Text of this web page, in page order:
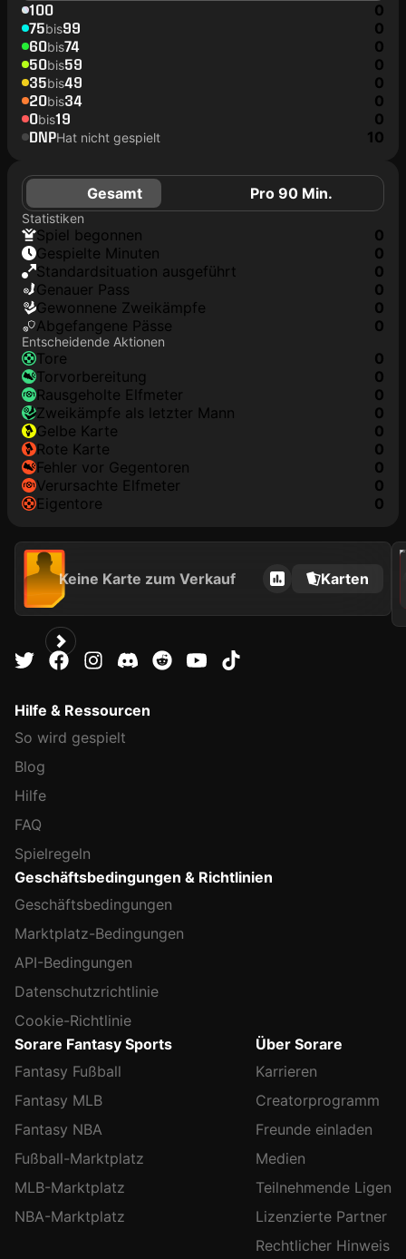
100 0
75bis99 0
60bis74 0
50bis59 0
35bis49 0
20bis34 0
0bis19 0
DNPHat nicht gespielt 10
Gesamt Pro 90 Min.
Statistiken
Spiel begonnen
0
Gespielte Minuten
0
Standardsituation ausgeführt
0
genauer Pass
0
Gewonnene Zweikämpfe
0
Abgefangene Pässe
0
Entscheidende Aktionen
Tore
0
Torvorbereitung
0
rausgeholte Elfmeter
0
Zweikämpfe als letzter Mann
0
gelbe Karte
0
rote Karte
0
Fehler vor Gegentoren
0
Verursachte Elfmeter
0
Eigentore
0
Keine Karte zum Verkauf Karten
2020
Hilfe & Ressourcen
So wird gespielt
Blog
Hilfe
FAQ
Spielregeln
Geschäftsbedingungen & Richtlinien
Geschäftsbedingungen
Marktplatz-Bedingungen
API-Bedingungen
Datenschutzrichtlinie
Cookie-Richtlinie
Sorare Fantasy Sports
Fantasy Fußball
Fantasy MLB
Fantasy NBA
Fußball-Marktplatz
MLB-Marktplatz
NBA-Marktplatz
Über Sorare
Karrieren
Creatorprogramm
Freunde einladen
Medien
Teilnehmende Ligen
Lizenzierte Partner
Rechtlicher Hinweis